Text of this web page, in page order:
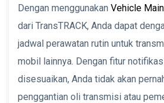
Dengan menggunakan Vehicle
dari TransTRACK, Anda dapat
jadwal perawatan rutin untuk
mobil lainnya. Dengan fitur
disesuaikan, Anda tidak akan
penggantian oli transmisi atau